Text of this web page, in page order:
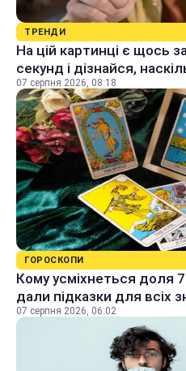
ТРЕНДИ
На цій картинці є щось
секунд і дізнайся,
07 серпня 2026, 08:18
ГОРОСКОПИ
Кому усміхнеться доля
дали підказки для всіх
07 серпня 2026, 06:02